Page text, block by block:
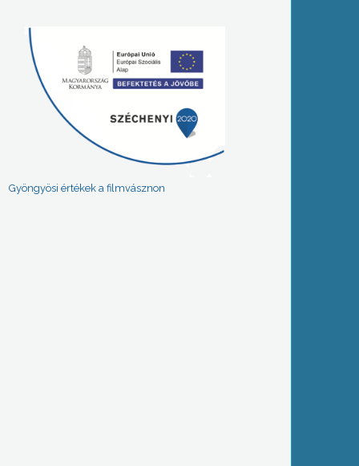
Gyöngyösi értékek a filmvásznon